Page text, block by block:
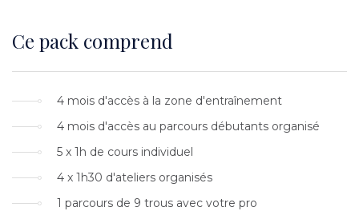
Ce pack comprend
Texte
4 mois d'accès à la zone d'entraînement
4 mois d'accès au parcours débutants organisé
5 x 1h de cours individuel
4 x 1h30 d'ateliers organisés
1 parcours de 9 trous avec votre pro